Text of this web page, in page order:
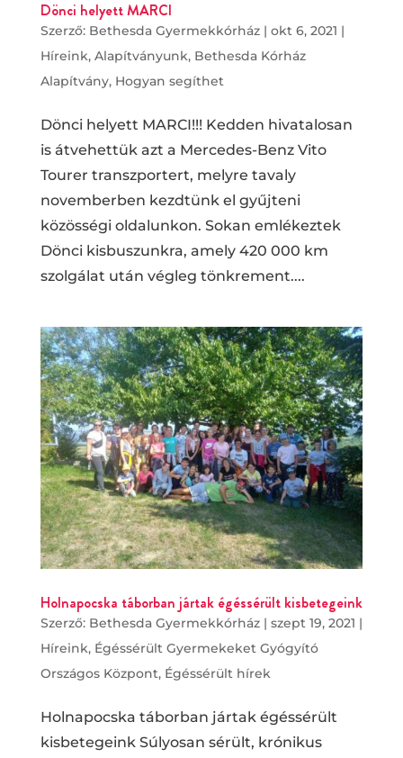
Dönci helyett MARCI
Szerző: Bethesda Gyermekkórház| okt 6, 2021 |
Híreink, Alapítványunk, Bethesda Kórház
Alapítvány, Hogyan segíthet
Dönci helyett MARCI!!! Kedden hivatalosan
is átvehettük azt a Mercedes-Benz Vito
Tourer transzportert, melyre tavaly
novemberben kezdtünk el gyűjteni
közösségi oldalunkon. Sokan emlékeztek
Dönci kisbuszunkra, amely 420 000 km
szolgálat után végleg tönkrement....
Holnapocska táborban jártak égéssérült kisbetegeink
Szerző: Bethesda Gyermekkórház| szept 19, 2021 |
Híreink, Égéssérült Gyermekeket Gyógyító
Országos Központ, Égéssérült hírek
Holnapocska táborban jártak égéssérült
kisbetegeink Súlyosan sérült, krónikus